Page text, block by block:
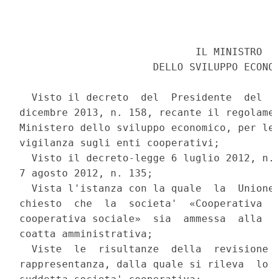
                             IL MINISTRO
DELLO SVILUPPO
Visto il decreto  del  Presidente  del
dicembre 2013, n. 158, recante il
Ministero dello sviluppo economico, per
vigilanza sugli enti cooperativi;
Visto il decreto-legge 6 luglio 2012,
7 agosto 2012, n. 135;
Vista l'istanza con la quale  la
chiesto  che  la  societa'
cooperativa sociale»  sia  ammessa
coatta amministrativa;
Viste  le  risultanze  della
rappresentanza, dalla quale si rileva